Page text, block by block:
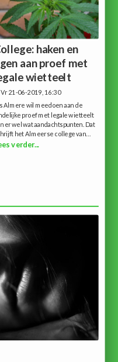
haken en
aan proef met
wietteelt
Vr 21-06-2019, 16:30
Almere wil meedoen aan de
proef met legale wietteelt
er wel wat aandachtspunten. Dat
het Almeerse college van...
verder...